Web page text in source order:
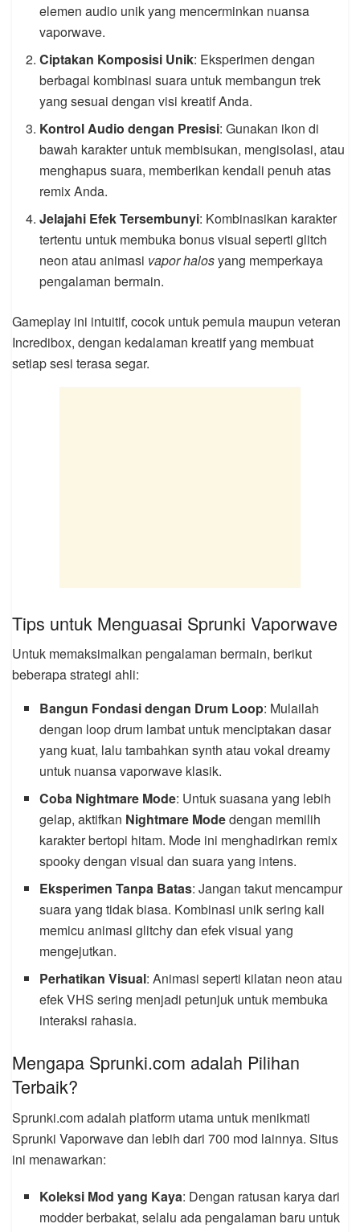
elemen audio unik yang mencerminkan nuansa
vaporwave.
Ciptakan Komposisi Unik: Eksperimen dengan
berbagai kombinasi suara untuk membangun trek
yang sesuai dengan visi kreatif Anda.
Kontrol Audio dengan Presisi: Gunakan ikon di
bawah karakter untuk membisukan, mengisolasi, atau
menghapus suara, memberikan kendali penuh atas
remix Anda.
Jelajahi Efek Tersembunyi: Kombinasikan karakter
tertentu untuk membuka bonus visual seperti glitch
neon atau animasi vapor halosyang memperkaya
pengalaman bermain.
Gameplay ini intuitif, cocok untuk pemula maupun veteran
Incredibox, dengan kedalaman kreatif yang membuat
setiap sesi terasa segar.
Tips untuk Menguasai Sprunki Vaporwave
Untuk memaksimalkan pengalaman bermain, berikut
beberapa strategi ahli:
Bangun Fondasi dengan Drum Loop: Mulailah
dengan loop drum lambat untuk menciptakan dasar
yang kuat, lalu tambahkan synth atau vokal dreamy
untuk nuansa vaporwave klasik.
Coba Nightmare Mode: Untuk suasana yang lebih
gelap, aktifkan Nightmare Modedengan memilih
karakter bertopi hitam. Mode ini menghadirkan remix
spooky dengan visual dan suara yang intens.
Eksperimen Tanpa Batas: Jangan takut mencampur
suara yang tidak biasa. Kombinasi unik sering kali
memicu animasi glitchy dan efek visual yang
mengejutkan.
Perhatikan Visual: Animasi seperti kilatan neon atau
efek VHS sering menjadi petunjuk untuk membuka
interaksi rahasia.
Mengapa Sprunki.com adalah Pilihan
Terbaik?
Sprunki.com adalah platform utama untuk menikmati
Sprunki Vaporwave dan lebih dari 700 mod lainnya. Situs
ini menawarkan:
Koleksi Mod yang Kaya: Dengan ratusan karya dari
modder berbakat, selalu ada pengalaman baru untuk